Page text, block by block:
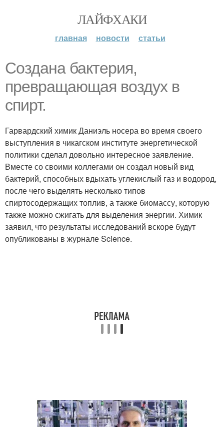
ЛАЙФХАКИ
главная новости статьи
Создана бактерия,
превращающая воздух в
спирт.
Гарвардский химик Даниэль носера во время своего
выступления в чикагском институте энергетической
политики сделал довольно интересное заявление.
Вместе со своими коллегами он создал новый вид
бактерий, способных вдыхать углекислый газ и водород,
после чего выделять несколько типов
спиртосодержащих топлив, а также биомассу, которую
также можно сжигать для выделения энергии. Химик
заявил, что результаты исследований вскоре будут
опубликованы в журнале Science.